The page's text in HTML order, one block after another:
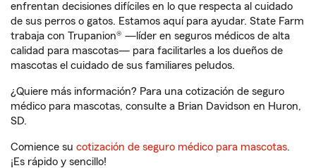
enfrentan decisiones difíciles en lo que respecta al cuidado
de sus perros o gatos. Estamos aquí para ayudar. State Farm
trabaja con Trupanion® —líder en seguros médicos de alta
calidad para mascotas— para facilitarles a los dueños de
mascotas el cuidado de sus familiares peludos.
¿Quiere más información? Para una cotización de seguro
médico para mascotas, consulte a Brian Davidson en Huron,
SD.
Comience su cotización de seguro médico para mascotas.
¡Es rápido y sencillo!